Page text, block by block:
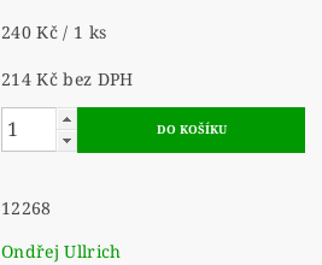
240 Kč / 1 ks
214 Kč bez DPH
12268
Ondřej Ullrich